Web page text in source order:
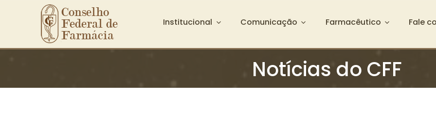
Ir para o conteúdo principal
Conselho
Federal de
Farmácia
Institucional Comunicação Farmacêutico Fale
Notícias do CFF